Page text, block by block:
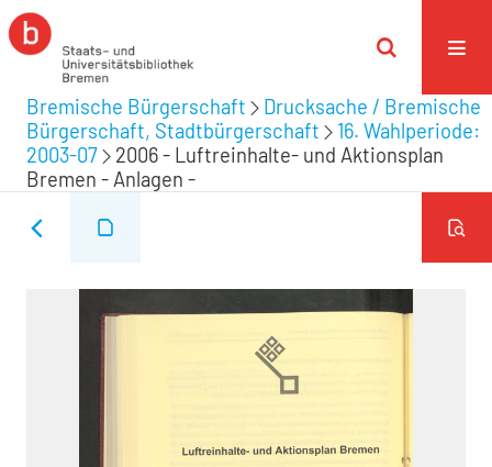
Bremische Bürgerschaft
Drucksache / Bremische
Bürgerschaft, Stadtbürgerschaft
16. Wahlperiode:
2003-07
2006 - Luftreinhalte- und Aktionsplan
Bremen - Anlagen -